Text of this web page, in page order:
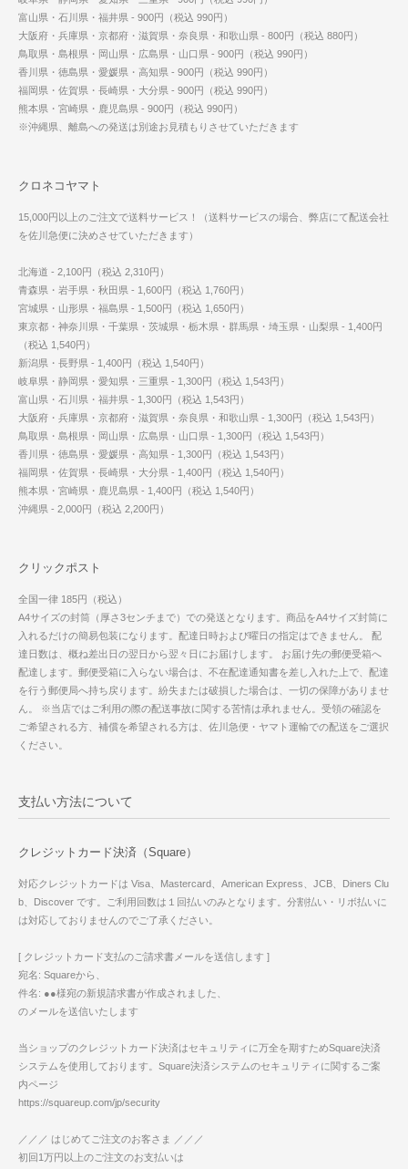
富山県・石川県・福井県 - 900円（税込 990円）
大阪府・兵庫県・京都府・滋賀県・奈良県・和歌山県 - 800円（税込 880円）
鳥取県・島根県・岡山県・広島県・山口県 - 900円（税込 990円）
香川県・徳島県・愛媛県・高知県 - 900円（税込 990円）
福岡県・佐賀県・長崎県・大分県 - 900円（税込 990円）
熊本県・宮崎県・鹿児島県 - 900円（税込 990円）
※沖縄県、離島への発送は別途お見積もりさせていただきます
クロネコヤマト
15,000円以上のご注文で送料サービス！（送料サービスの場合、弊店にて配送会社
を佐川急便に決めさせていただきます）
北海道 - 2,100円（税込 2,310円）
青森県・岩手県・秋田県 - 1,600円（税込 1,760円）
宮城県・山形県・福島県 - 1,500円（税込 1,650円）
東京都・神奈川県・千葉県・茨城県・栃木県・群馬県・埼玉県・山梨県 - 1,400円
（税込 1,540円）
新潟県・長野県 - 1,400円（税込 1,540円）
岐阜県・静岡県・愛知県・三重県 - 1,300円（税込 1,543円）
富山県・石川県・福井県 - 1,300円（税込 1,543円）
大阪府・兵庫県・京都府・滋賀県・奈良県・和歌山県 - 1,300円（税込 1,543円）
鳥取県・島根県・岡山県・広島県・山口県 - 1,300円（税込 1,543円）
香川県・徳島県・愛媛県・高知県 - 1,300円（税込 1,543円）
福岡県・佐賀県・長崎県・大分県 - 1,400円（税込 1,540円）
熊本県・宮崎県・鹿児島県 - 1,400円（税込 1,540円）
沖縄県 - 2,000円（税込 2,200円）
クリックポスト
全国一律 185円（税込）
A4サイズの封筒（厚さ3センチまで）での発送となります。商品をA4サイズ封筒に
入れるだけの簡易包装になります。配達日時および曜日の指定はできません。 配
達日数は、概ね差出日の翌日から翌々日にお届けします。 お届け先の郵便受箱へ
配達します。郵便受箱に入らない場合は、不在配達通知書を差し入れた上で、配達
を行う郵便局へ持ち戻ります。紛失または破損した場合は、一切の保障がありませ
ん。 ※当店ではご利用の際の配送事故に関する苦情は承れません。受領の確認を
ご希望される方、補償を希望される方は、佐川急便・ヤマト運輸での配送をご選択
ください。
支払い方法について
クレジットカード決済（Square）
対応クレジットカードは Visa、Mastercard、American Express、JCB、Diners Clu
b、Discover です。ご利用回数は１回払いのみとなります。分割払い・リボ払いに
は対応しておりませんのでご了承ください。
[ クレジットカード支払のご請求書メールを送信します ]
宛名: Squareから、
件名: ●●様宛の新規請求書が作成されました、
のメールを送信いたします
当ショップのクレジットカード決済はセキュリティに万全を期すためSquare決済
システムを使用しております。Square決済システムのセキュリティに関するご案
内ページ
https://squareup.com/jp/security
／／／ はじめてご注文のお客さま ／／／
初回1万円以上のご注文のお支払いは